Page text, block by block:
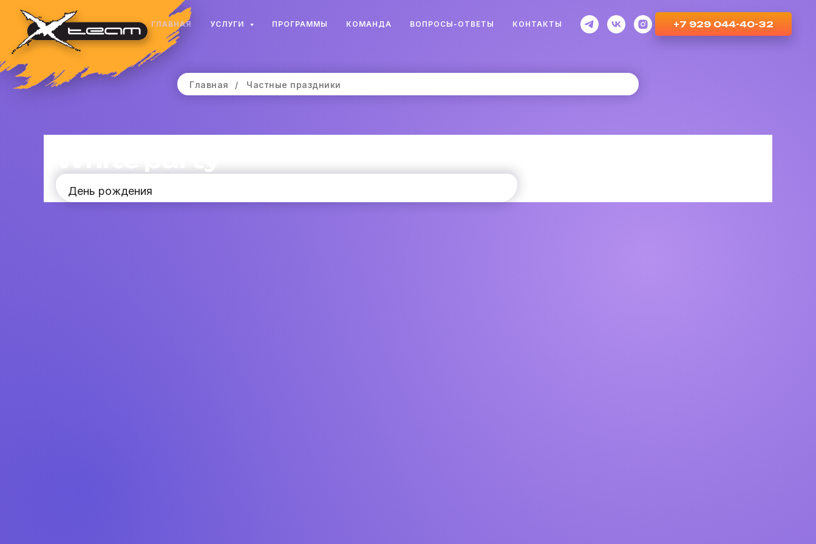
ГЛАВНАЯ УСЛУГИ ПРОГРАММЫ КОМАНДА ВОПРОСЫ-ОТВЕТЫ КОНТАКТЫ +7 929 044-40-32
Главная / Частные праздники
День рождения